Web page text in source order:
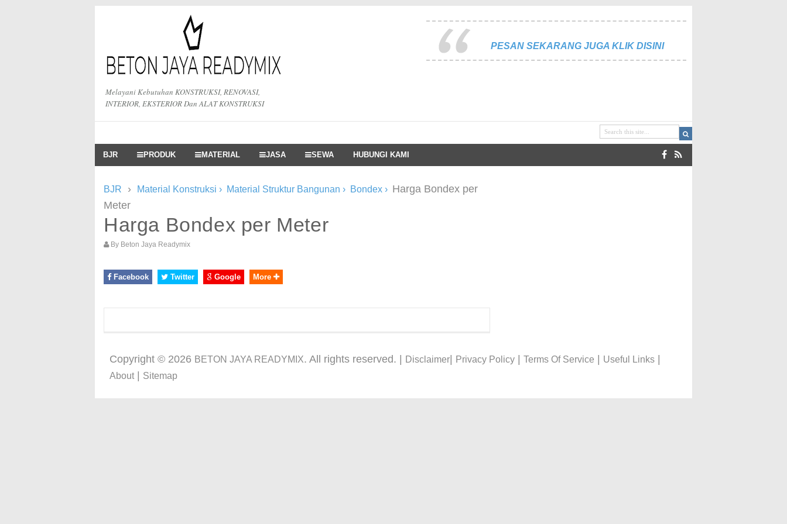
Melayani Kebutuhan KONSTRUKSI, RENOVASI,
INTERIOR, EKSTERIOR Dan ALAT KONSTRUKSI
PESAN SEKARANG JUGA KLIK DISINI
BJR PRODUK MATERIAL JASA SEWA HUBUNGI KAMI
BJR › Material Konstruksi › Material Struktur Bangunan › Bondex › Harga Bondex per
Meter
Harga Bondex per Meter
By Beton Jaya Readymix
Facebook Twitter Google More
Copyright © 2026 BETON JAYA READYMIX. All rights reserved. | Disclaimer Privacy Policy Terms Of Service Useful Links
About| Sitemap